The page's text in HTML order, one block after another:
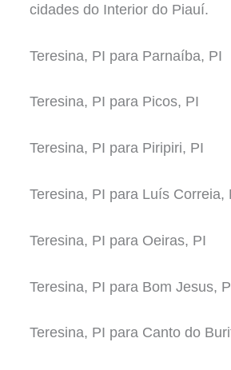
cidades do Interior do Piauí.
Teresina, PI para Parnaíba, PI
Teresina, PI para Picos, PI
Teresina, PI para Piripiri, PI
Teresina, PI para Luís Correia,
Teresina, PI para Oeiras, PI
Teresina, PI para Bom Jesus,
Teresina, PI para Canto do